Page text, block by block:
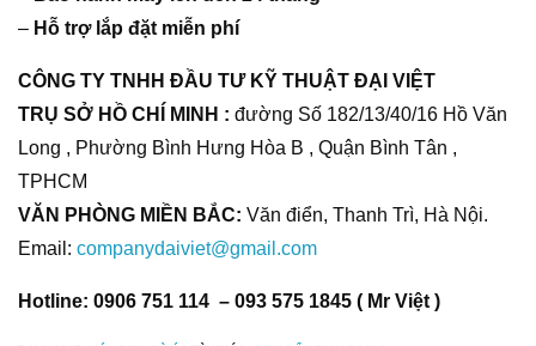
– Hỗ trợ lắp đặt miễn phí
CÔNG TY TNHH ĐẦU TƯ KỸ THUẬT ĐẠI VIỆT
TRỤ SỞ HỒ CHÍ MINH : đường Số 182/13/40/16 Hồ Văn
Long , Phường Bình Hưng Hòa B , Quận Bình Tân ,
TPHCM
VĂN PHÒNG MIỀN BẮC: Văn điển, Thanh Trì, Hà Nội.
Email: companydaiviet@gmail.com
Hotline: 0906 751 114 – 093 575 1845 ( Mr Việt )